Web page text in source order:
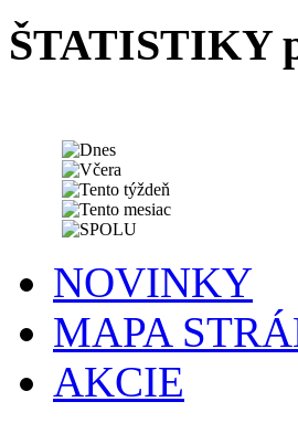
ŠTATISTIKY
NOVINKY
MAPA
AKCIE